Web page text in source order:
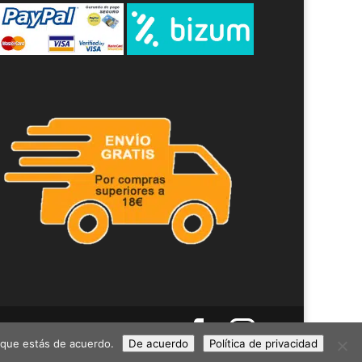
estás de acuerdo. De acuerdo Política de privacidad